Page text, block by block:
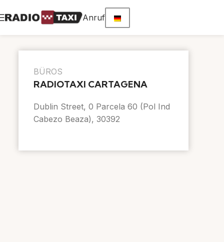
Anruf
BÜROS
RADIOTAXI CARTAGENA
Dublin Street, 0 Parcela 60 (Pol Ind
Cabezo Beaza), 30392